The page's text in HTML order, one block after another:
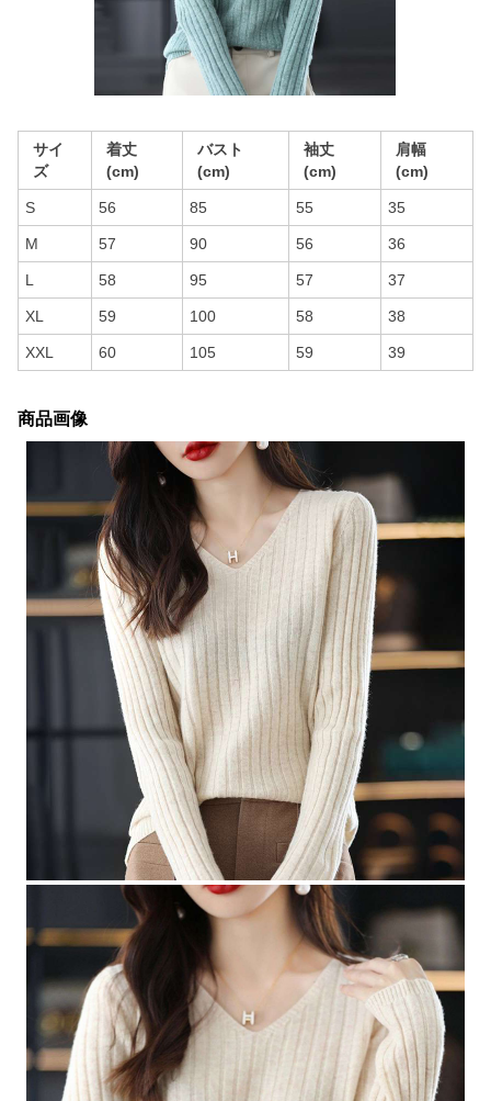
サイ
ズ
着丈
(cm)
バスト
(cm)
袖丈
(cm)
肩幅
(cm)
S 56 85 55 35
M 57 90 56 36
L 58 95 57 37
XL 59 100 58 38
XXL 60 105 59 39
商品画像